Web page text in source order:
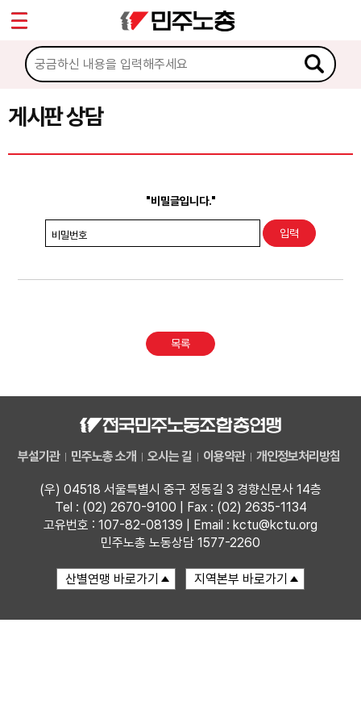
게시판 상담
"비밀글입니다."
비밀번호
목록
부설기관 민주노총 소개 오시는 길 이용약관 개인정보처리방침
(우) 04518 서울특별시 중구 정동길 3 경향신문사 14층
Tel : (02) 2670-9100 | Fax : (02) 2635-1134
고유번호 : 107-82-08139 | Email : kctu@kctu.org
민주노총 노동상담 1577-2260
마이페이지
소개
소식
노동상담
권리찾기수첩 검색
찾아보기
Sketchbook5, 스케치북5
Sketchbook5, 스케치북5